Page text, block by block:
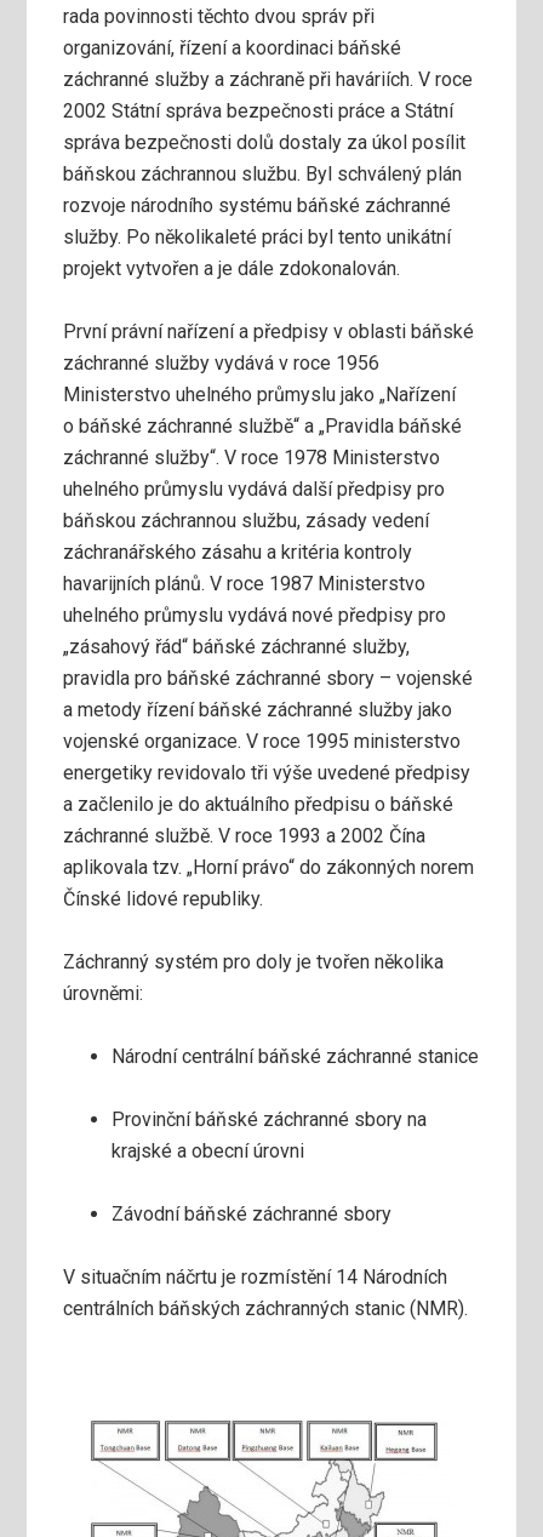
rada povinnosti těchto dvou správ při
organizování, řízení a koordinaci báňské
záchranné služby a záchraně při haváriích. V roce
2002 Státní správa bezpečnosti práce a Státní
správa bezpečnosti dolů dostaly za úkol posílit
báňskou záchrannou službu. Byl schválený plán
rozvoje národního systému báňské záchranné
služby. Po několikaleté práci byl tento unikátní
projekt vytvořen a je dále zdokonalován.
První právní nařízení a předpisy v oblasti báňské
záchranné služby vydává v roce 1956
Ministerstvo uhelného průmyslu jako „Nařízení
o báňské záchranné službě“ a „Pravidla báňské
záchranné služby“. V roce 1978 Ministerstvo
uhelného průmyslu vydává další předpisy pro
báňskou záchrannou službu, zásady vedení
záchranářského zásahu a kritéria kontroly
havarijních plánů. V roce 1987 Ministerstvo
uhelného průmyslu vydává nové předpisy pro
„zásahový řád“ báňské záchranné služby,
pravidla pro báňské záchranné sbory – vojenské
a metody řízení báňské záchranné služby jako
vojenské organizace. V roce 1995 ministerstvo
energetiky revidovalo tři výše uvedené předpisy
a začlenilo je do aktuálního předpisu o báňské
záchranné službě. V roce 1993 a 2002 Čína
aplikovala tzv. „Horní právo“ do zákonných norem
Čínské lidové republiky.
Záchranný systém pro doly je tvořen několika
úrovněmi:
Národní centrální báňské záchranné stanice
Provinční báňské záchranné sbory na
krajské a obecní úrovni
Závodní báňské záchranné sbory
V situačním náčrtu je rozmístění 14 Národních
centrálních báňských záchranných stanic (NMR).